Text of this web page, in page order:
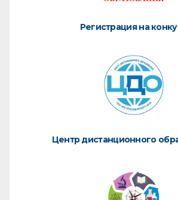
Регистрация на
Центр дистанционного